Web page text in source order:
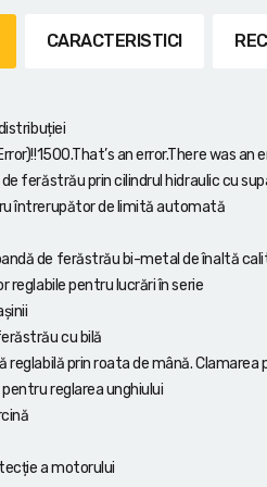
CARACTERISTICI
an error.There was an
ferăstrău prin cilindrul hidraulic cu
întrerupător de limită automată
de ferăstrău bi-metal de înaltă
reglabile pentru lucrări în serie
cu bilă
reglabilă prin roata de mână. Clamarea
reglarea unghiului
a motorului